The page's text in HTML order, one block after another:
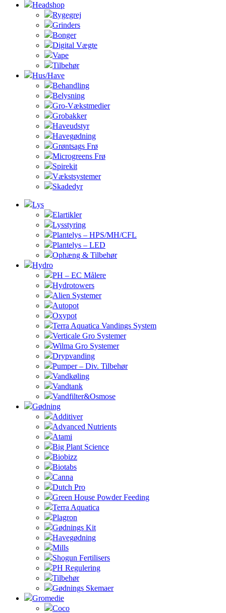
Headshop
Rygegrej
Grinders
Bonger
Digital Vægte
Vape
Tilbehør
Hus/Have
Behandling
Belysning
Gro-Vækstmedier
Grobakker
Haveudstyr
Havegødning
Grøntsags Frø
Microgreens Frø
Spirekit
Vækstsystemer
Skadedyr
Lys
Elartikler
Lysstyring
Plantelys – HPS/MH/CFL
Plantelys – LED
Ophæng & Tilbehør
Hydro
PH – EC Målere
Hydrotowers
Alien Systemer
Autopot
Oxypot
Terra Aquatica Vandings System
Verticale Gro Systemer
Wilma Gro Systemer
Drypvanding
Pumper – Div. Tilbehør
Vandkøling
Vandtank
Vandfilter&Osmose
Gødning
Additiver
Advanced Nutrients
Atami
Big Plant Science
Biobizz
Biotabs
Canna
Dutch Pro
Green House Powder Feeding
Terra Aquatica
Plagron
Gødnings Kit
Havegødning
Mills
Shogun Fertilisers
PH Regulering
Tilbehør
Gødnings Skemaer
Gromedie
Coco